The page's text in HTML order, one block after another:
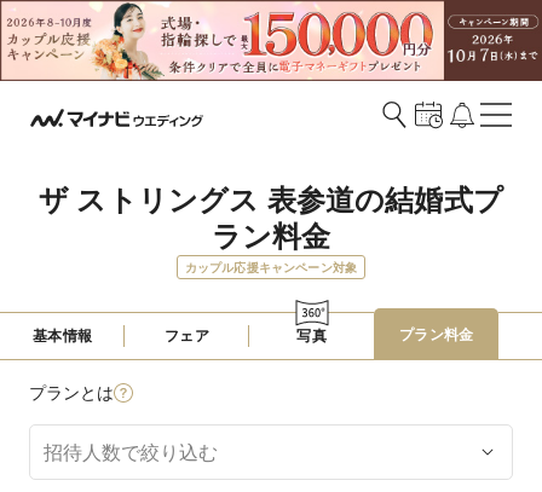
ザ ストリングス 表参道の結婚式プ
ラン料金
カップル応援キャンペーン対象
基本情報 フェア 写真 プラン料金
プランとは